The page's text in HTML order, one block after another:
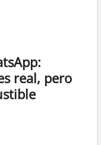
real, pero